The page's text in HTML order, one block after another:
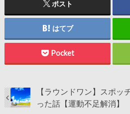
ポスト
はてブ
Pocket
【ラウンドワン】スポッ
った話【運動不足解消】